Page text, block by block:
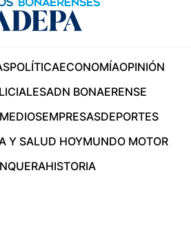
POLÍTICAECONOMÍAOPINIÓN
ADN BONAERENSE
EMPRESASDEPORTES
Y SALUD HOYMUNDO MOTOR
HISTORIA